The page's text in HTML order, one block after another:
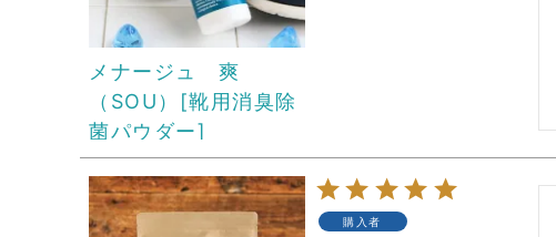
メナージュ 爽
（SOU）[靴用消臭除
菌パウダー]
購入者